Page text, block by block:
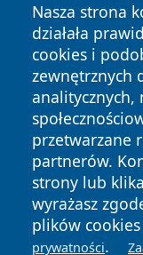
Nasza strona
działała
cookies i
zewnętrznych
analitycznych,
przetwarzane
partnerów.
strony lub
wyrażasz
plików
prywatności.
Copyright © 2026
zastrzeżone.
News Autorzy